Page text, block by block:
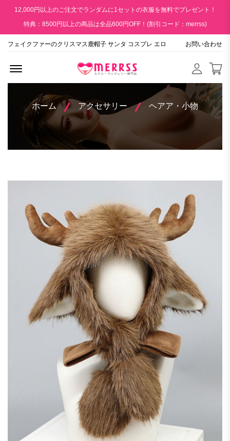
12,000円以上のご注文でランダムに1セットの衣服を無料でプレゼント！
特典：8500円以上の商品は全品600円OFF！(割引コード：merrss)
フェイクファーのクリスマス鹿帽子 サンタ コスプレ エロ お問い合わせ
ホーム アクセサリー ヘアア・小物